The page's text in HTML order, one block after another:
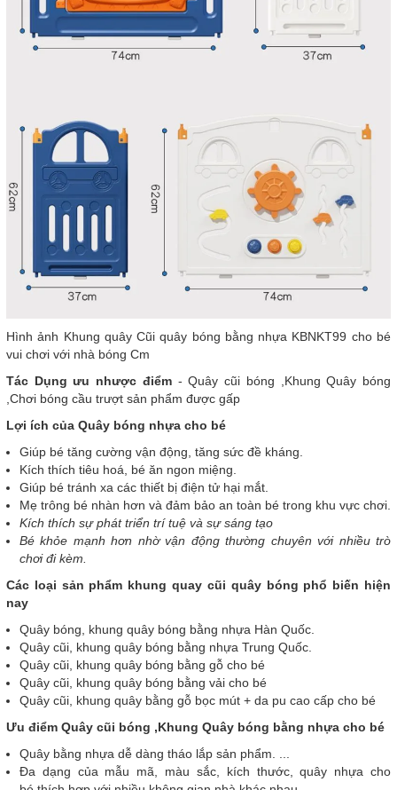
Hình ảnh Khung quây Cũi quây bóng bằng nhựa KBNKT99 cho bé
vui chơi với nhà bóng Cm
Tác Dụng ưu nhược điểm- Quây cũi bóng ,Khung Quây bóng
,Chơi bóng cầu trượt sản phẩm được gấp
Lợi ích của Quây bóng nhựa cho bé
Giúp bé tăng cường vận động, tăng sức đề kháng.
Kích thích tiêu hoá, bé ăn ngon miệng.
Giúp bé tránh xa các thiết bị điện tử hại mắt.
Mẹ trông bé nhàn hơn và đảm bảo an toàn bé trong khu vực chơi.
Kích thích sự phát triển trí tuệ và sự sáng tạo
Bé khỏe mạnh hơn nhờ vận động thường chuyên với nhiều trò
chơi đi kèm.
Các loại sản phẩm khung quay cũi quây bóng phổ biến hiện
nay
Quây bóng, khung quây bóng bằng nhựa Hàn Quốc.
Quây cũi, khung quây bóng bằng nhựa Trung Quốc.
Quây cũi, khung quây bóng bằng gỗ cho bé
Quây cũi, khung quây bóng bằng vải cho bé
Quây cũi, khung quây bằng gỗ bọc mút + da pu cao cấp cho bé
Ưu điểm Quây cũi bóng ,Khung Quây bóng bằng nhựa cho bé
Quây bằng nhựa dễ dàng tháo lắp sản phẩm. ...
Đa dạng của mẫu mã, màu sắc, kích thước, quây nhựa cho